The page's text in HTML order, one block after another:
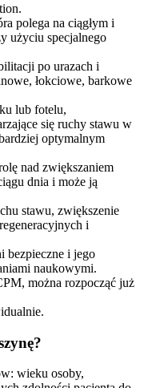
polega na ciągłym i
użyciu specjalnego
po urazach i
łokciowe, barkowe
lub fotelu,
się ruchy stawu w
optymalnym
nad zwiększaniem
dnia i może ją
stawu, zwiększenie
i
bezpieczne i jego
naukowymi.
można rozpocząć już
wieku osoby,